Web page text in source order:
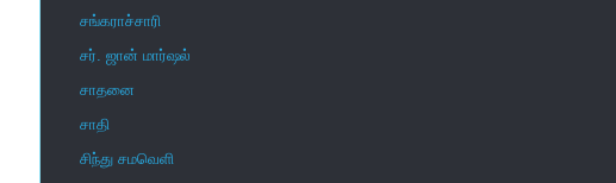
சங்கராச்சாரி
சர். ஜான் மார்ஷல்
சாதனை
சாதி
சிந்து சமவெளி